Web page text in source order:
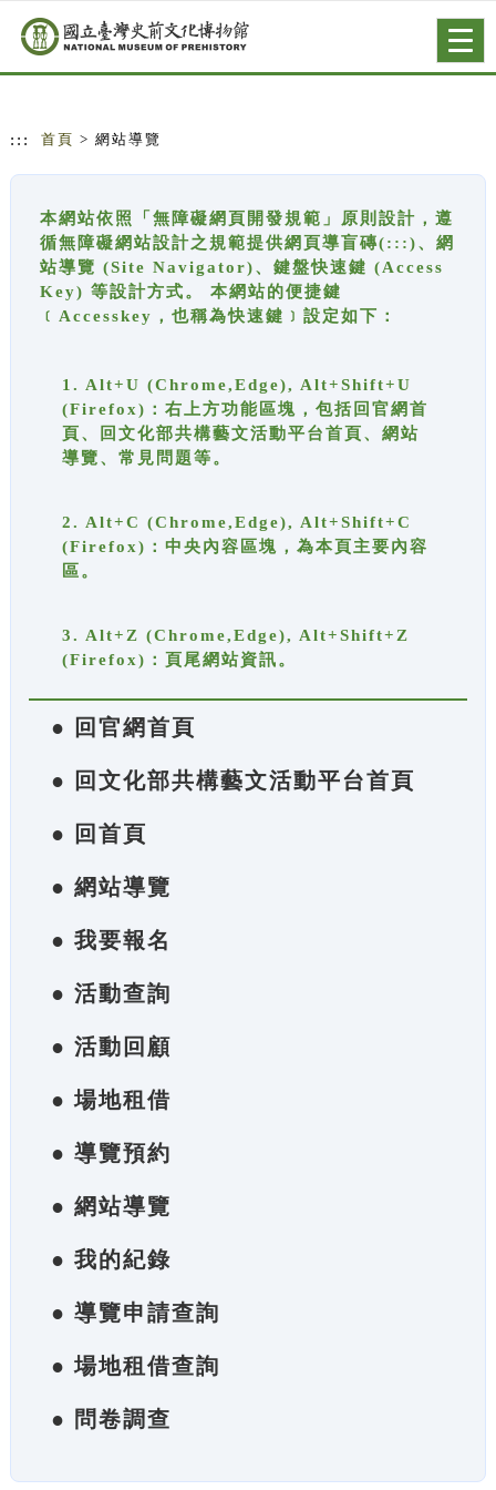
跳到主要內容
網站導覽
::: 首頁 > 網站導覽
本網站依照「無障礙網頁開發規範」原則設計，遵
循無障礙網站設計之規範提供網頁導盲磚(:::)、網
站導覽 (Site Navigator)、鍵盤快速鍵 (Access
Key) 等設計方式。 本網站的便捷鍵
﹝Accesskey，也稱為快速鍵﹞設定如下：
1. Alt+U (Chrome,Edge), Alt+Shift+U
(Firefox)：右上方功能區塊，包括回官網首
頁、回文化部共構藝文活動平台首頁、網站
導覽、常見問題等。
2. Alt+C (Chrome,Edge), Alt+Shift+C
(Firefox)：中央內容區塊，為本頁主要內容
區。
3. Alt+Z (Chrome,Edge), Alt+Shift+Z
(Firefox)：頁尾網站資訊。
● 回官網首頁
● 回文化部共構藝文活動平台首頁
● 回首頁
● 網站導覽
● 我要報名
● 活動查詢
● 活動回顧
● 場地租借
● 導覽預約
● 網站導覽
● 我的紀錄
● 導覽申請查詢
● 場地租借查詢
● 問卷調查